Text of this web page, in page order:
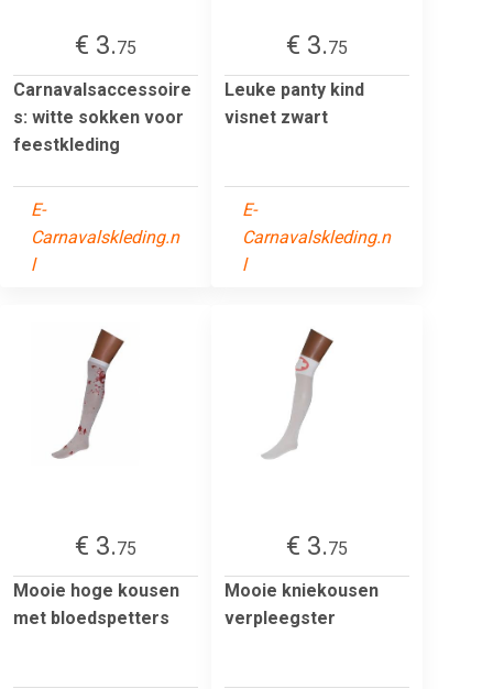
€ 3.75
Carnavalsaccessoire
s: witte sokken voor
feestkleding
E-
Carnavalskleding.n
l
€ 3.75
Leuke panty kind
visnet zwart
E-
Carnavalskleding.n
l
€ 3.75
Mooie hoge kousen
met bloedspetters
€ 3.75
Mooie kniekousen
verpleegster